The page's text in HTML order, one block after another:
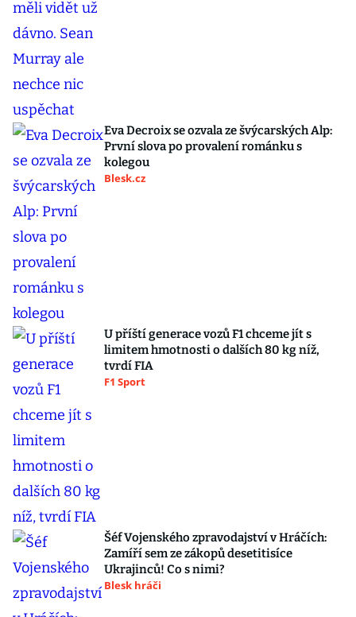
Eva Decroix se ozvala ze švýcarských Alp:
První slova po provalení románku s
kolegou
Blesk.cz
U příští generace vozů F1 chceme jít s
limitem hmotnosti o dalších 80 kg níž,
tvrdí FIA
F1 Sport
Šéf Vojenského zpravodajství v Hráčích:
Zamíří sem ze zákopů desetitisíce
Ukrajinců! Co s nimi?
Blesk hráči